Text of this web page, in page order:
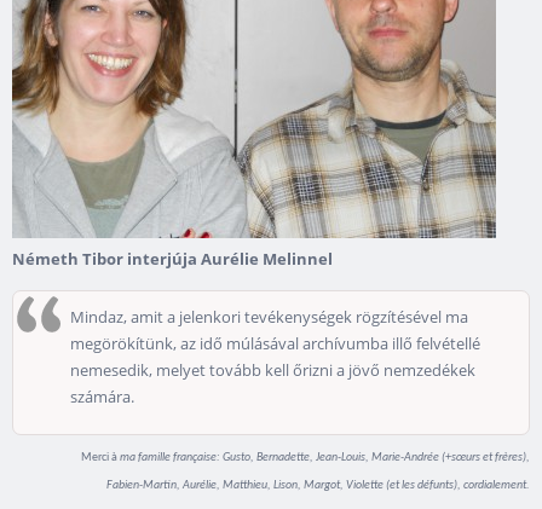
Németh Tibor interjúja Aurélie Melinnel
Mindaz, amit a jelenkori tevékenységek rögzítésével ma
megörökítünk, az idő múlásával archívumba illő felvétellé
nemesedik, melyet tovább kell őrizni a jövő nemzedékek
számára.
Merci àma famille française: Gusto, Bernadette, Jean-Louis, Marie-Andrée (+sœurset frères),
Fabien-Martin, Aurélie, Matthieu, Lison, Margot, Violette (et les défunts), cordialement.